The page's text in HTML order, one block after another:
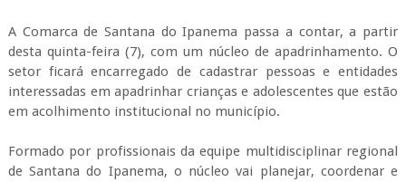
A Comarca de Santana do Ipanema passa a contar, a partir
desta quinta-feira (7), com um núcleo de apadrinhamento. O
setor ficará encarregado de cadastrar pessoas e entidades
interessadas em apadrinhar crianças e adolescentes que estão
em acolhimento institucional no município.
Formado por profissionais da equipe multidisciplinar regional
de Santana do Ipanema, o núcleo vai planejar, coordenar e